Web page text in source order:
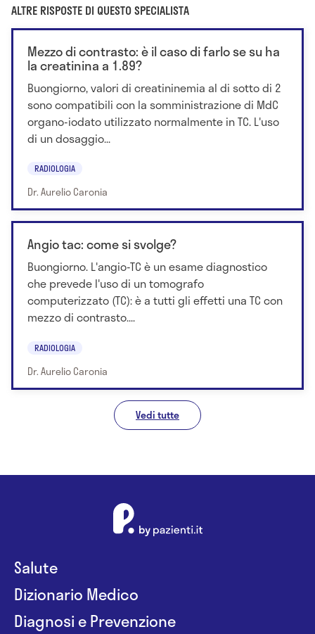
ALTRE RISPOSTE DI QUESTO SPECIALISTA
Mezzo di contrasto: è il caso di farlo se su ha
la creatinina a 1.89?
Buongiorno, valori di creatininemia al di sotto di 2
sono compatibili con la somministrazione di MdC
organo-iodato utilizzato normalmente in TC. L'uso
di un dosaggio...
RADIOLOGIA
Dr. Aurelio Caronia
Angio tac: come si svolge?
Buongiorno. L'angio-TC è un esame diagnostico
che prevede l'uso di un tomografo
computerizzato (TC): è a tutti gli effetti una TC con
mezzo di contrasto....
RADIOLOGIA
Dr. Aurelio Caronia
Vedi tutte
Salute
Dizionario Medico
Diagnosi e Prevenzione